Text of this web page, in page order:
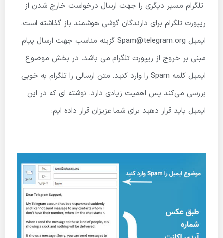
تلگرام مسیر دیگری را جهت ارسال درخواست خارج شدن از
ریپورت تلگرام برای دارندگان گوشی هوشمند باز گذاشته است.
ایمیل Spam@telegram.org گزینه مناسب جهت ارسال پیام
مبنی بر خروج از ریپورت تلگرام می باشد. در بخش موضوع
ایمیل کلمه Spam را وارد کنید. متن ارسالی را تلگرام به خوبی
بررسی می‌کند پس اهمیت زیادی دارد. نوشته ای که در این
ایمیل باید قرار دهید برای شما عزیزان قرار داده ایم: